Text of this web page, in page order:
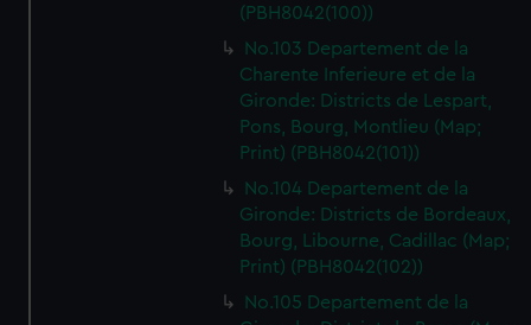
(PBH8042(100))
No.103 Departement de la
Charente Inferieure et de la
Gironde: Districts de Lespart,
Pons, Bourg, Montlieu (Map;
Print) (PBH8042(101))
No.104 Departement de la
Gironde: Districts de Bordeaux,
Bourg, Libourne, Cadillac (Map;
Print) (PBH8042(102))
No.105 Departement de la